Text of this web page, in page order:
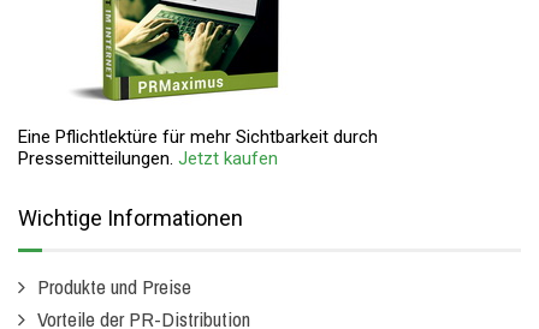
Eine Pflichtlektüre für mehr Sichtbarkeit durch
Pressemitteilungen. Jetzt kaufen
Wichtige Informationen
Produkte und Preise
Vorteile der PR-Distribution